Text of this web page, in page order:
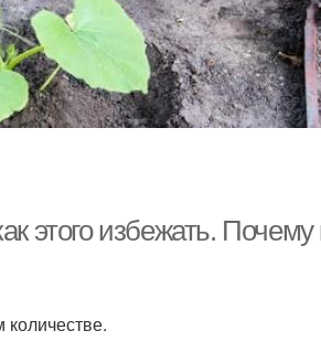
этого избежать. Почему